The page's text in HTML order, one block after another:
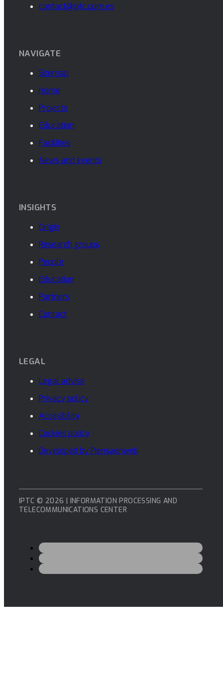
contact@iptc.upm.es
NAVIGATE
Sitemap
Home
Projects
Education
Facilities
News and events
INSIGHTS
Origin
Research groups
People
Education
Partners
Contact
LEGAL
Legal advise
Privacy policy
Accesibility
Cookies policy
Developed by Piensaenweb
IPTC © 2026 | INFORMATION PROCESSING AND
TELECOMMUNICATIONS CENTER